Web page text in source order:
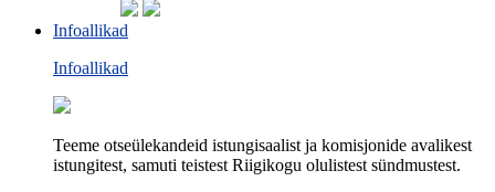
Infoallikad
Infoallikad
Teeme otseülekandeid istungisaalist ja komisjonide avalikest
istungitest, samuti teistest Riigikogu olulistest sündmustest.